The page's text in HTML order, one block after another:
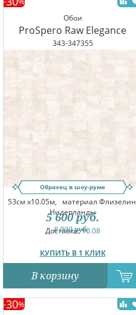
Обои
ProSpero Raw Elegance
343-347355
Образец в шоу-руме
53см x10.05м, материал
Нидерланды
Доставка:10.08
КУПИТЬ В 1 КЛИК
8 000руб.
5 600 руб.
В корзину
-30%